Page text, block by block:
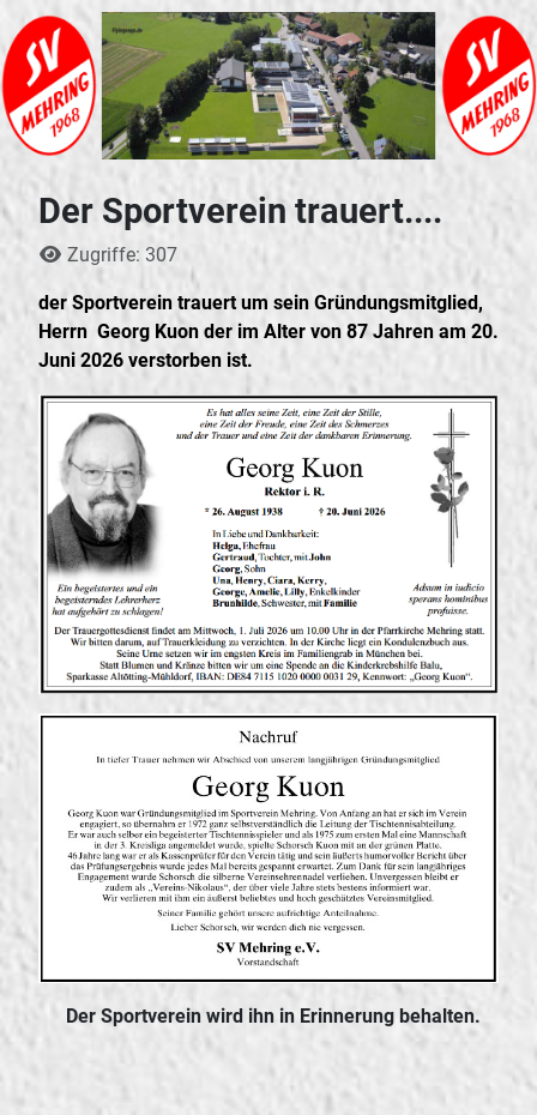
Der Sportverein trauert....
DetailsZugriffe: 307
der Sportverein trauert um sein Gründungsmitglied,
Herrn Georg Kuon der im Alter von 87 Jahren am 20.
Juni 2026 verstorben ist.
Der Sportverein wird ihn in Erinnerung behalten.